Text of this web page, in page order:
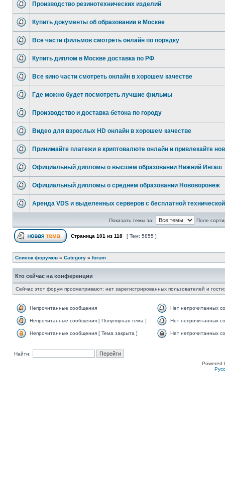
Производство резинотехнических изделий
Купить документы об образовании в Москве
Все части фильмов смотреть онлайн по порядку
Купить диплом в Москве доставка по РФ
Все кино части смотреть онлайн в хорошем качестве
Где можно будет посмотреть лучшие фильмы
Производство и доставка бетона по городу
Видео для взрослых HD онлайн в хорошем качестве
Принимайте платежи в криптовалюте онлайн и привлекайте
Официальный дипломы о высшем образовании Нижний Ингаш
Официальный дипломы о среднем образовании Нововоронеж
Аренда VDS и выделенных серверов с бесплатной
Показать темы за: Поле
Страница 101 из 118 [ Тем: 5855 ]
Список форумов » Category » forum
Кто сейчас на конференции
Сейчас этот форум просматривают: нет зарегистрированных пользователей и
Непрочитанные сообщения Нет непрочитанных
Непрочитанные сообщения [ Популярная тема ] Нет непрочитанных
Непрочитанные сообщения [ Тема закрыта ] Нет непрочитанных
Найти:
Powered